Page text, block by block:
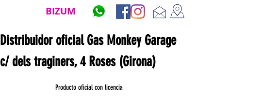
BIZUM
Producto oficial con licencia
c/ dels traginers, 4 Roses (Girona)
Distribuidor oficial Gas Monkey Garage